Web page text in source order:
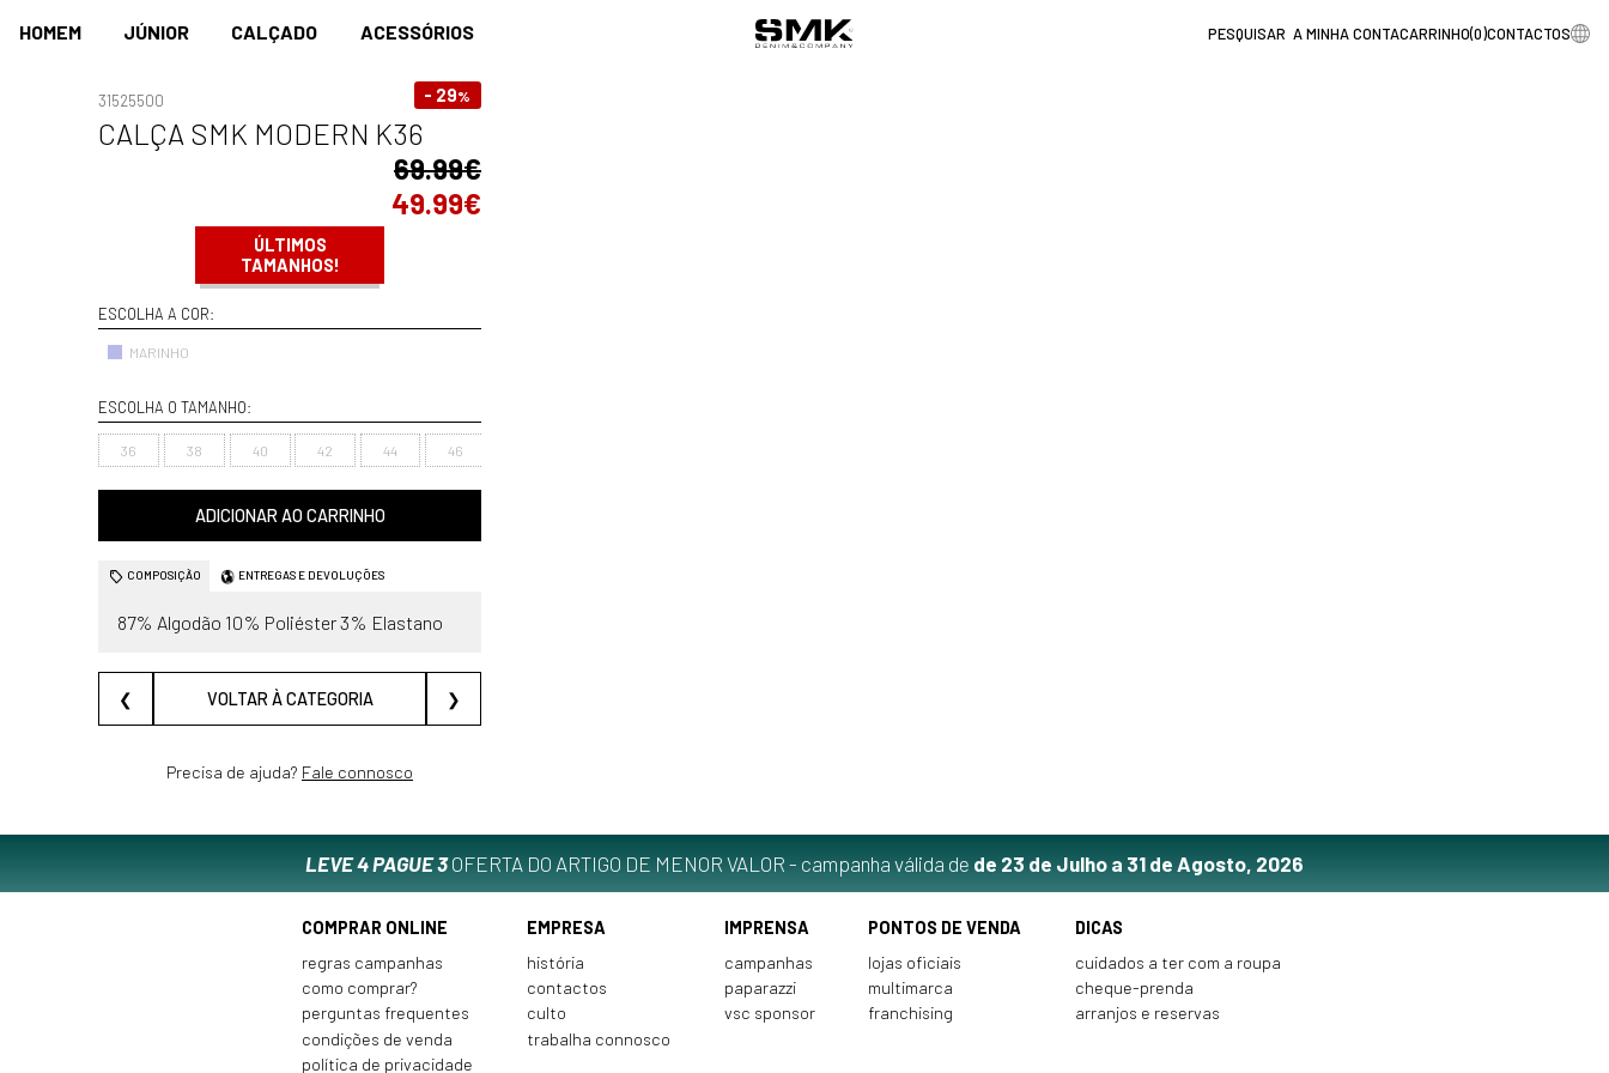
HOMEM JÚNIOR CALÇADO ACESSÓRIOS A MINHA CONTACARRINHO(0)CONTACTOS
- 29%
31525500
CALÇA SMK MODERN K36
69.99€
49.99€
ÚLTIMOS
TAMANHOS!
ESCOLHA A COR:
MARINHO
ESCOLHA O TAMANHO:
36 38 40 42 44 46
ADICIONAR AO CARRINHO
COMPOSIÇÃO ENTREGAS E DEVOLUÇÕES
87% Algodão 10% Poliéster 3% Elastano
❮ VOLTAR À CATEGORIA ❯
Precisa de ajuda? Fale connosco
LEVE 4 PAGUE 3OFERTA DO ARTIGO DE MENOR VALOR - campanha válida de de 23 de Julho a 31 de Agosto, 2026
COMPRAR ONLINE
regras campanhas
como comprar?
perguntas frequentes
condições de venda
política de privacidade
EMPRESA
história
contactos
culto
trabalha connosco
IMPRENSA
campanhas
paparazzi
vsc sponsor
PONTOS DE VENDA
lojas oficiais
multimarca
franchising
DICAS
cuidados a ter com a roupa
cheque-prenda
arranjos e reservas